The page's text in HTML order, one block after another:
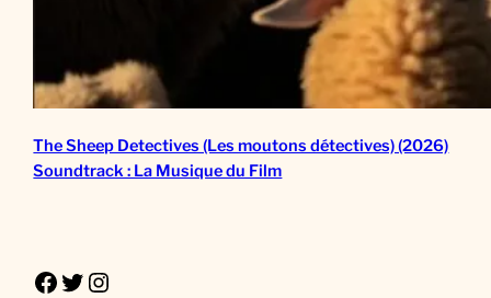
The Sheep Detectives (Les moutons détectives) (2026)
Soundtrack : La Musique du Film
Facebook Twitter Instagram